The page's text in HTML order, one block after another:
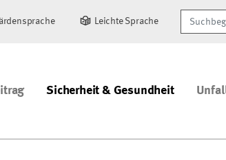
Leichte Sprache
Sicherheit & Gesundheit